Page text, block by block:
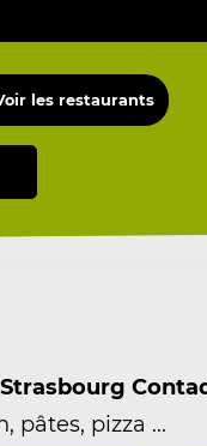
pâtes, pizza ...